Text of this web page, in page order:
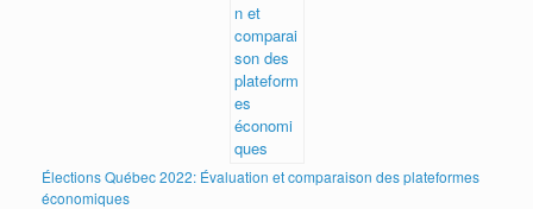
Élections Québec 2022: Évaluation et comparaison des plateformes
économiques